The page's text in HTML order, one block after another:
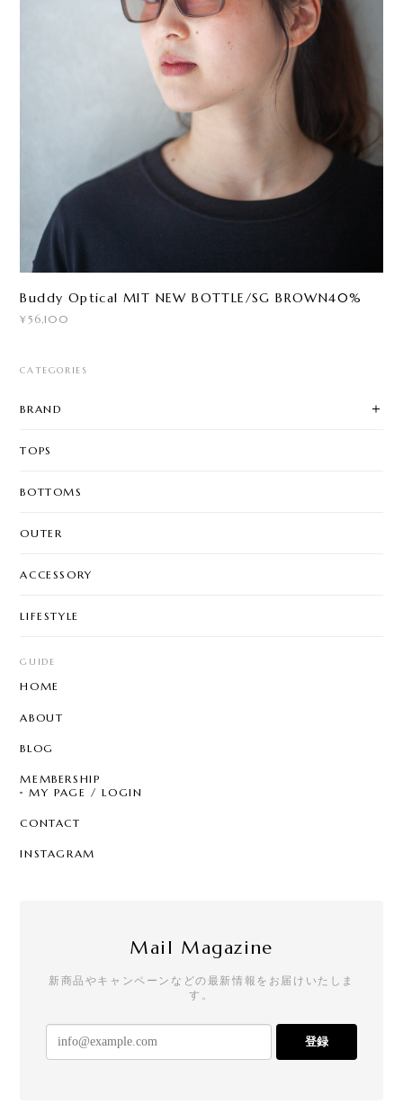
Buddy Optical MIT NEW BOTTLE/SG BROWN40%
¥56,100
CATEGORIES
BRAND
TOPS
BOTTOMS
OUTER
ACCESSORY
LIFESTYLE
GUIDE
HOME
ABOUT
BLOG
MEMBERSHIP
MY PAGE / LOGIN
CONTACT
INSTAGRAM
Mail Magazine
新商品やキャンペーンなどの最新情報をお届けいたしま
す。
登録